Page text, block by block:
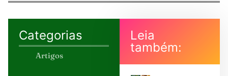
Categorias
Artigos
Leia
também: